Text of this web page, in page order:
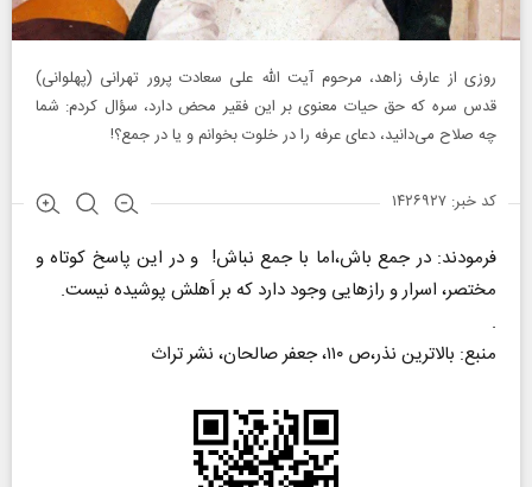
روزی از عارف زاهد، مرحوم آیت الله علی سعادت پرور تهرانی (پهلوانی)
قدس سره که حق حیات معنوی بر این فقیر محض دارد، سؤال کردم: شما
چه صلاح می‌دانید، دعای عرفه را در خلوت بخوانم و یا در جمع؟!
کد خبر: ۱۴۲۶۹۲۷
فرمودند: در جمع باش،اما با جمع نباش! و در این پاسخ کوتاه و
مختصر، اسرار و رازهایی وجود دارد که بر اَهلش پوشیده نیست.
.
منبع: بالاترین نذر،ص ۱۱۰، جعفر صالحان، نشر تراث